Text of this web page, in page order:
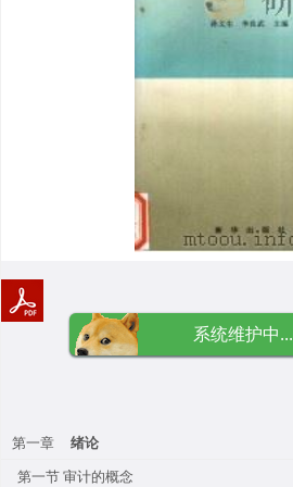
系统维护中...
第一章 绪论
第一节 审计的概念